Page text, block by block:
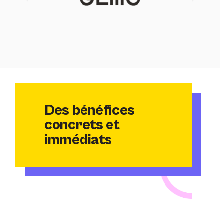
Des bénéfices
concrets et
immédiats